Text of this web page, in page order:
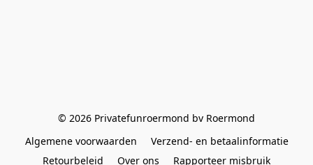
© 2026 Privatefunroermond bv Roermond
Algemene voorwaarden
Verzend- en betaalinformatie
Retourbeleid
Over ons Rapporteer misbruik